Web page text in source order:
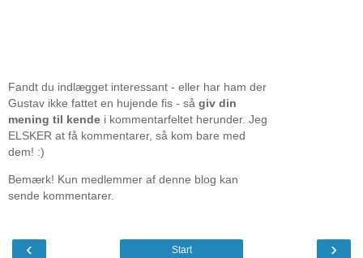
Fandt du indlægget interessant - eller har ham der
Gustav ikke fattet en hujende fis - så giv din
mening til kende i kommentarfeltet herunder. Jeg
ELSKER at få kommentarer, så kom bare med
dem! :)
Bemærk! Kun medlemmer af denne blog kan
sende kommentarer.
‹ ›
Start